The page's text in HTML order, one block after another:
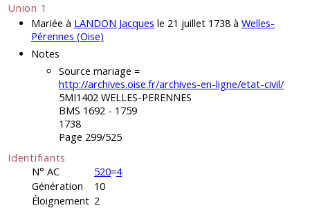
Union 1
Mariée à LANDON Jacques le 21 juillet 1738 à Welles-
Pérennes (Oise)
Notes
Source mariage =
http://archives.oise.fr/archives-en-ligne/etat-civil/
5MI1402 WELLES-PERENNES
BMS 1692 - 1759
1738
Page 299/525
Identifiants
N° AC
520=4
Génération
10
Éloignement 2